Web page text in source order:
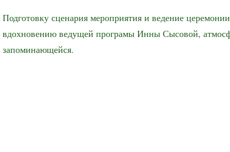
Подготовку сценария мероприятия и ведение
вдохновению ведущей програмы Инны Сысовой,
запоминающейся.